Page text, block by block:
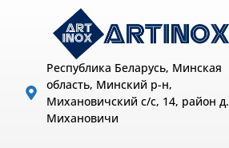
Республика Беларусь, Минская
область, Минский р-н,
Михановичский с/с, 14, район д.
Михановичи